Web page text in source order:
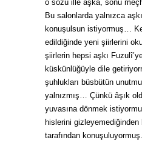
o sözü ille aşka, sonu
Bu salonlarda yalnızca
konuşulsun istiyormuş…
edildiğinde yeni şiirlerini
şiirlerin hepsi aşkı
küskünlüğüyle dile
şuhlukları büsbütün
yalnızmış… Çünkü âşık
yuvasına dönmek
hislerini
tarafından